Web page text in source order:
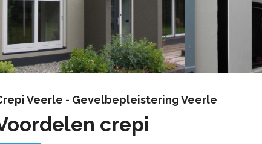
Veerle - Gevelbepleistering Veerle
crepi